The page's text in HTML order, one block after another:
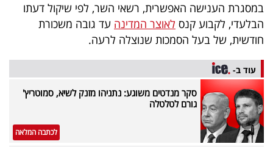
40
UNDER
שיתופי
פעולה
במסגרת הענישה האפשרית, רשאי השר, לפי שיקול דעתו
הבלעדי, לקבוע קנס לאוצר המדינה עד גובה משכורת
חודשית, של בעל הסמכות שנוצלה לרעה.
עוד ב-
סקר מנדטים משוגע: נתניהו מזנק לשיא, סמוטריץ'
גורם לטלטלה
לכתבה המלאה